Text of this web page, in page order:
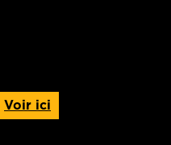
Voir ici